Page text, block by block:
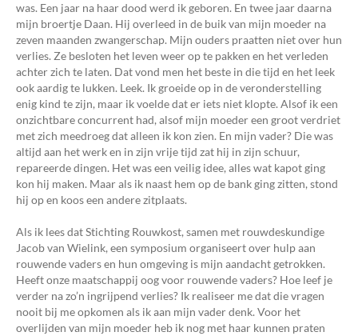
was. Een jaar na haar dood werd ik geboren. En twee jaar daarna
mijn broertje Daan. Hij overleed in de buik van mijn moeder na
zeven maanden zwangerschap. Mijn ouders praatten niet over hun
verlies. Ze besloten het leven weer op te pakken en het verleden
achter zich te laten. Dat vond men het beste in die tijd en het leek
ook aardig te lukken. Leek. Ik groeide op in de veronderstelling
enig kind te zijn, maar ik voelde dat er iets niet klopte. Alsof ik een
onzichtbare concurrent had, alsof mijn moeder een groot verdriet
met zich meedroeg dat alleen ik kon zien. En mijn vader? Die was
altijd aan het werk en in zijn vrije tijd zat hij in zijn schuur,
repareerde dingen. Het was een veilig idee, alles wat kapot ging
kon hij maken. Maar als ik naast hem op de bank ging zitten, stond
hij op en koos een andere zitplaats.
Als ik lees dat Stichting Rouwkost, samen met rouwdeskundige
Jacob van Wielink, een symposium organiseert over hulp aan
rouwende vaders en hun omgeving is mijn aandacht getrokken.
Heeft onze maatschappij oog voor rouwende vaders? Hoe leef je
verder na zo’n ingrijpend verlies? Ik realiseer me dat die vragen
nooit bij me opkomen als ik aan mijn vader denk. Voor het
overlijden van mijn moeder heb ik nog met haar kunnen praten